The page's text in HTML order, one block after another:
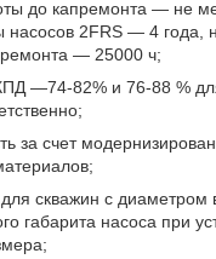
до капремонта — не
насосов 2FRS — 4 года,
— 25000 ч;
—74-82% и 76-88 %
за счет
для скважин с
габарита насоса при